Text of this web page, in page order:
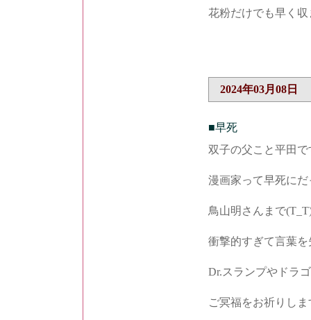
花粉だけでも早く
2024年03月08日
■早死
双子の父こと平田で
漫画家って早死に
鳥山明さんまで
衝撃的すぎて言葉
Dr.スランプやドラ
ご冥福をお祈りしま